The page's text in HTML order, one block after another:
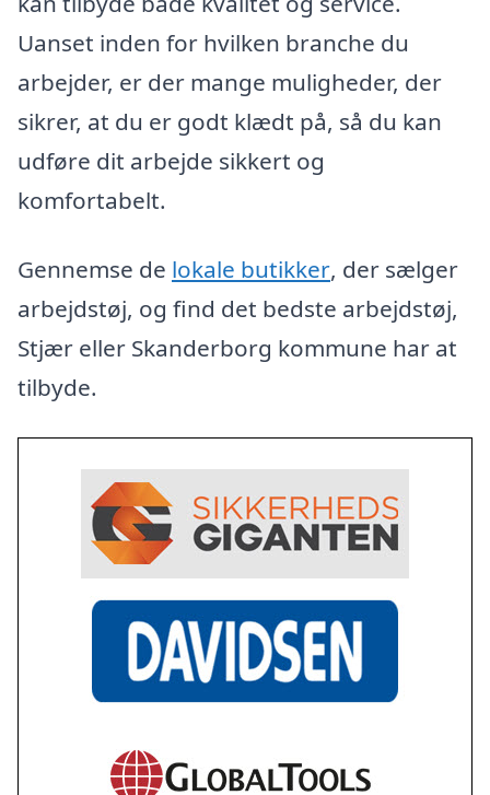
Uanset inden for hvilken branche du
arbejder, er der mange muligheder, der
sikrer, at du er godt klædt på, så du kan
udføre dit arbejde sikkert og
komfortabelt.
Gennemse de lokale butikker, der sælger
arbejdstøj, og find det bedste arbejdstøj,
Stjær eller Skanderborg kommune har at
tilbyde.